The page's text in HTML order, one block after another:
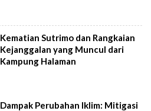
Kematian Sutrimo dan Rangkaian
Kejanggalan yang Muncul dari
Kampung Halaman
Dampak Perubahan Iklim: Mitigasi